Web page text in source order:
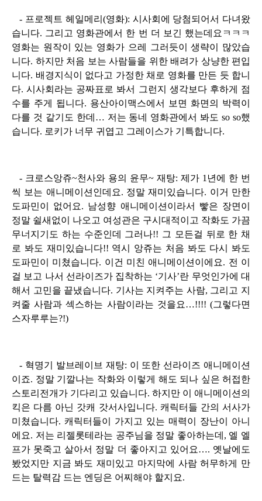
- 프로젝트 헤일메리(영화): 시사회에 당첨되어서 다녀왔
습니다. 그리고 영화관에서 한 번 더 보긴 했는데요ㅋㅋㅋ
영화는 원작이 있는 영화가 으레 그러듯이 생략이 많았습
니다. 하지만 처음 보는 사람들을 위한 배려가 상냥한 편입
니다. 배경지식이 없다고 가정한 채로 영화를 만든 듯 합니
다. 시사회라는 공짜표로 봐서 그런지 생각보다 후하게 점
수를 주게 됩니다. 용산아이맥스에서 보면 화면의 박력이
다를 것 같기도 한데… 저는 동네 영화관에서 봐도 so so했
습니다. 로키가 너무 귀엽고 그레이스가 기특합니다.
- 크로스앙쥬~천사와 용의 윤무~ 재탕: 제가 1년에 한 번
씩 보는 애니메이션인데요. 정말 재미있습니다. 이거 만한
도파민이 없어요. 남성향 애니메이션이라서 빻은 장면이
정말 쉴새없이 나오고 여성관은 구시대적이고 작화도 가끔
무너지기도 하는 수준인데 그러나!! 그 모든걸 뒤로 한 채
로 봐도 재미있습니다!! 역시 앙쥬는 처음 봐도 다시 봐도
도파민이 미쳤습니다. 이건 미친 애니메이션이에요. 전 이
걸 보고 나서 선라이즈가 집착하는 ‘기사’란 무엇인가에 대
해서 고민을 끝냈습니다. 기사는 지켜주는 사람, 그리고 지
켜줄 사람과 섹스하는 사람이라는 것을요…!!!! (그렇다면
스자루루는?!)
- 혁명기 발브레이브 재탕: 이 또한 선라이즈 애니메이션
이죠. 정말 기깔나는 작화와 이렇게 해도 되나 싶은 허접한
스토리전개가 기다리고 있습니다. 하지만 이 애니메이션의
킥은 다름 아닌 갓캐 갓서사입니다. 캐릭터들 간의 서사가
미쳤습니다. 캐릭터들이 가지고 있는 매력이 장난이 아니
에요. 저는 리젤롯테라는 공주님을 정말 좋아하는데, 엘 엘
프가 못죽고 살아서 정말 더 좋아지고 있어요…. 옛날에도
봤었지만 지금 봐도 재미있고 마지막에 사람 허무하게 만
드는 탈력감 드는 엔딩은 어찌해야 할지요.